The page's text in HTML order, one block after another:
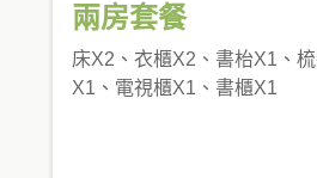
兩房套餐
床X2、衣櫃X2、書枱X1、
X1、電視櫃X1、書櫃X1